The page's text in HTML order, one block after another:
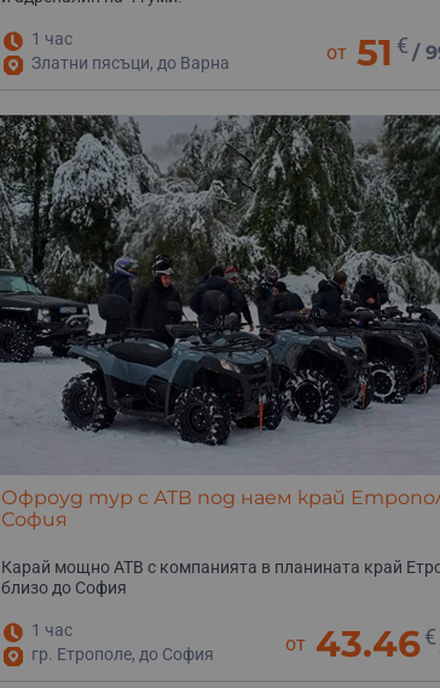
1 час
Златни пясъци, до Варна
от 51 € /
Офроуд тур с АТВ под наем край
София
Карай мощно АТВ с компанията в планината край
близо до София
1 час
гр. Етрополе, до София
от 43.46 €